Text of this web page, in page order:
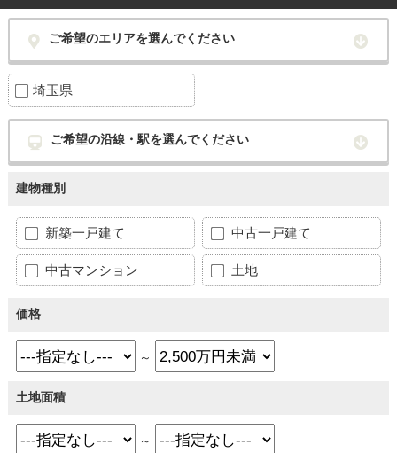
ご希望のエリアを選んでください
埼玉県
ご希望の沿線・駅を選んでください
建物種別
新築一戸建て 中古一戸建て
中古マンション 土地
価格
～
土地面積
～